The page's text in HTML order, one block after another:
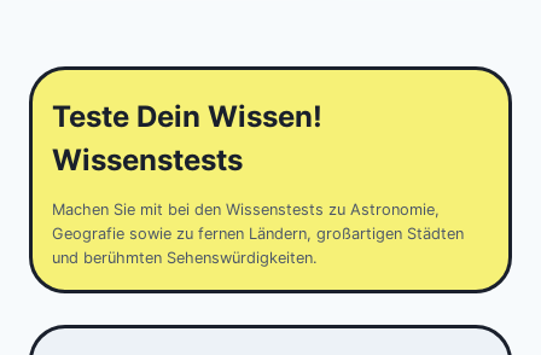
Teste Dein Wissen!
Wissenstests
Machen Sie mit bei den Wissenstests zu Astronomie,
Geografie sowie zu fernen Ländern, großartigen Städten
und berühmten Sehenswürdigkeiten.